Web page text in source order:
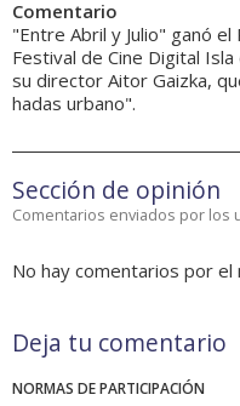
Comentario
"Entre Abril y Julio" ganó
Festival de Cine Digital
su director Aitor Gaizka,
hadas urbano".
Sección de opinión
Comentarios enviados por los
No hay comentarios por el
Deja tu comentario
NORMAS DE PARTICIPACIÓN